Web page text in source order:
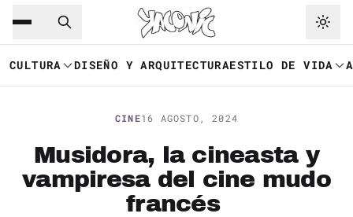
Saltar al contenido principal
CULTURA DISEÑO Y ARQUITECTURAESTILO DE VIDA
CINE16 AGOSTO, 2024
Musidora, la cineasta y
vampiresa del cine mudo
francés